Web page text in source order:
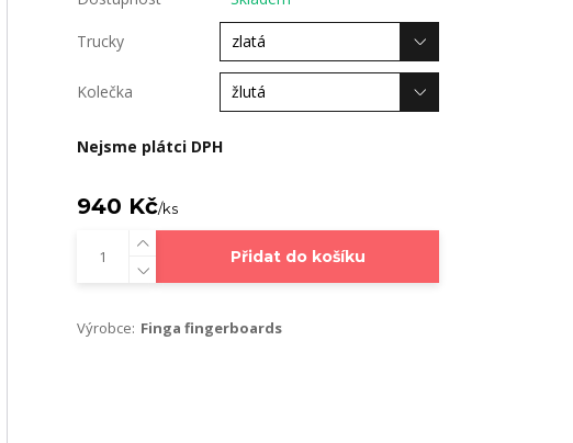
Trucky
Kolečka
Nejsme plátci DPH
940 Kč/ks
Přidat do košíku
Výrobce: Finga fingerboards